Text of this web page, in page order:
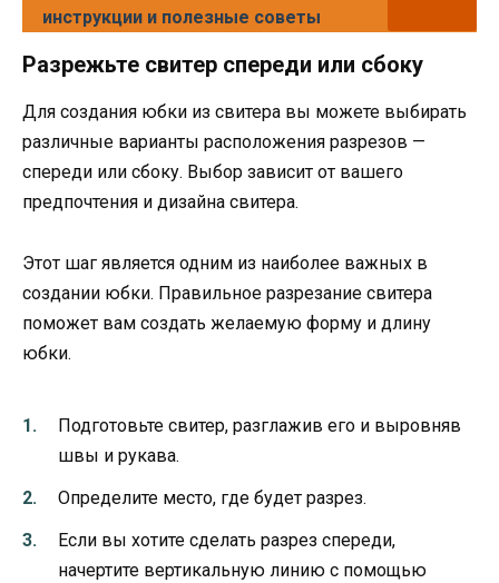
инструкции и полезные советы
Разрежьте свитер спереди или сбоку
Для создания юбки из свитера вы можете выбирать
различные варианты расположения разрезов —
спереди или сбоку. Выбор зависит от вашего
предпочтения и дизайна свитера.
Этот шаг является одним из наиболее важных в
создании юбки. Правильное разрезание свитера
поможет вам создать желаемую форму и длину
юбки.
Подготовьте свитер, разглажив его и выровняв
швы и рукава.
Определите место, где будет разрез.
Если вы хотите сделать разрез спереди,
начертите вертикальную линию с помощью